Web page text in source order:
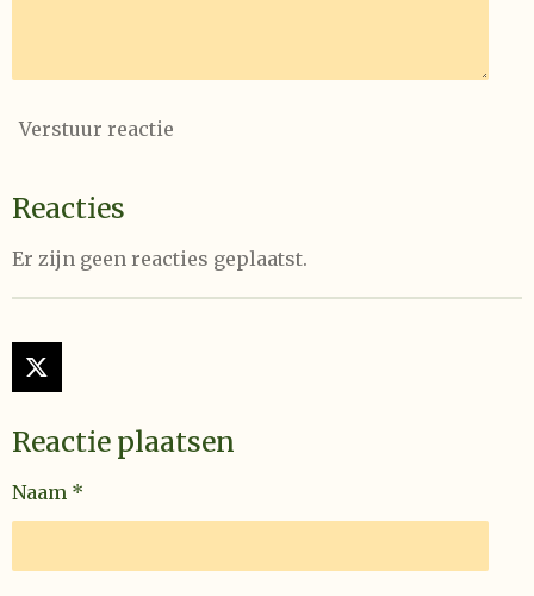
Verstuur reactie
Reacties
Er zijn geen reacties geplaatst.
X
Reactie plaatsen
Naam *